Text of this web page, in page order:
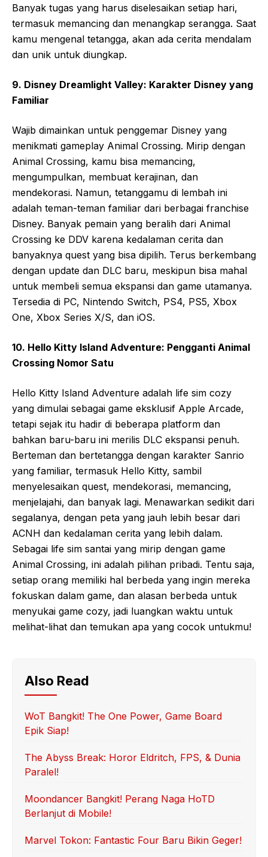
Banyak tugas yang harus diselesaikan setiap hari,
termasuk memancing dan menangkap serangga. Saat
kamu mengenal tetangga, akan ada cerita mendalam
dan unik untuk diungkap.
9. Disney Dreamlight Valley: Karakter Disney yang
Familiar
Wajib dimainkan untuk penggemar Disney yang
menikmati gameplay Animal Crossing. Mirip dengan
Animal Crossing, kamu bisa memancing,
mengumpulkan, membuat kerajinan, dan
mendekorasi. Namun, tetanggamu di lembah ini
adalah teman-teman familiar dari berbagai franchise
Disney. Banyak pemain yang beralih dari Animal
Crossing ke DDV karena kedalaman cerita dan
banyaknya quest yang bisa dipilih. Terus berkembang
dengan update dan DLC baru, meskipun bisa mahal
untuk membeli semua ekspansi dan game utamanya.
Tersedia di PC, Nintendo Switch, PS4, PS5, Xbox
One, Xbox Series X/S, dan iOS.
10. Hello Kitty Island Adventure: Pengganti Animal
Crossing Nomor Satu
Hello Kitty Island Adventure adalah life sim cozy
yang dimulai sebagai game eksklusif Apple Arcade,
tetapi sejak itu hadir di beberapa platform dan
bahkan baru-baru ini merilis DLC ekspansi penuh.
Berteman dan bertetangga dengan karakter Sanrio
yang familiar, termasuk Hello Kitty, sambil
menyelesaikan quest, mendekorasi, memancing,
menjelajahi, dan banyak lagi. Menawarkan sedikit dari
segalanya, dengan peta yang jauh lebih besar dari
ACNH dan kedalaman cerita yang lebih dalam.
Sebagai life sim santai yang mirip dengan game
Animal Crossing, ini adalah pilihan pribadi. Tentu saja,
setiap orang memiliki hal berbeda yang ingin mereka
fokuskan dalam game, dan alasan berbeda untuk
menyukai game cozy, jadi luangkan waktu untuk
melihat-lihat dan temukan apa yang cocok untukmu!
Also Read
WoT Bangkit! The One Power, Game Board
Epik Siap!
The Abyss Break: Horor Eldritch, FPS, & Dunia
Paralel!
Moondancer Bangkit! Perang Naga HoTD
Berlanjut di Mobile!
Marvel Tokon: Fantastic Four Baru Bikin Geger!